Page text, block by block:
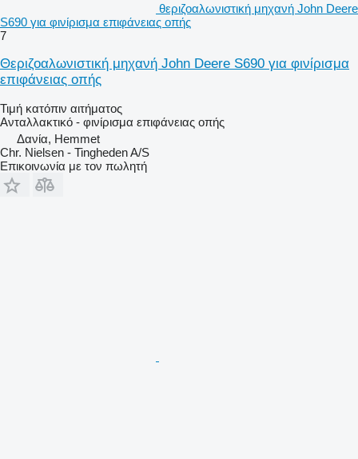
θεριζοαλωνιστική μηχανή John Deere
S690 για φινίρισμα επιφάνειας οπής
7
Θεριζοαλωνιστική μηχανή John Deere S690 για φινίρισμα
επιφάνειας οπής
Τιμή κατόπιν αιτήματος
Ανταλλακτικό - φινίρισμα επιφάνειας οπής
Δανία, Hemmet
Chr. Nielsen - Tingheden A/S
Επικοινωνία με τον πωλητή